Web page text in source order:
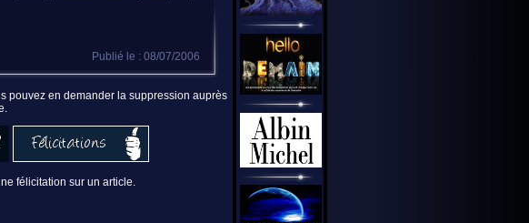
Publié le : 08/07/2006
pouvez en demander la suppression auprès
félicitation sur un article.